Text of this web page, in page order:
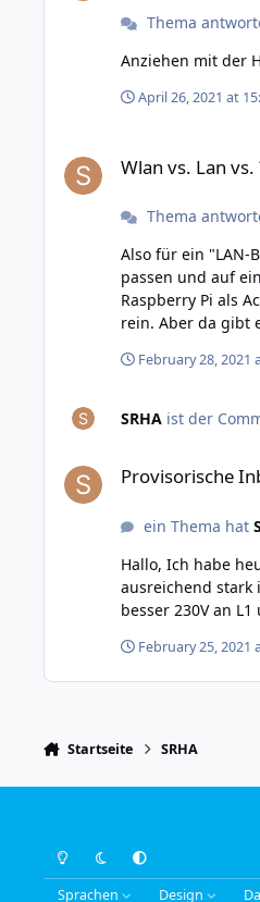
Thema
Anziehen mit der
April 26, 2021 at
Wlan vs. Lan vs.
Thema
Also für ein "LAN-
passen und auf ein CAT7-
Raspberry Pi als
rein. Aber da gibt
February 28, 2021
SRHA ist der
Provisorische
ein Thema hat
Hallo, Ich habe heute meinen WARP Smart bekommen und würde mir gerne schon mal das Webinterface anschauen bzw. testen, ob mein WLAN am geplanten Standort
ausreichend stark
besser 230V an
February 25, 2021
Startseite SRHA
Light ModeDark ModeSystem Preference
Sprachen Design